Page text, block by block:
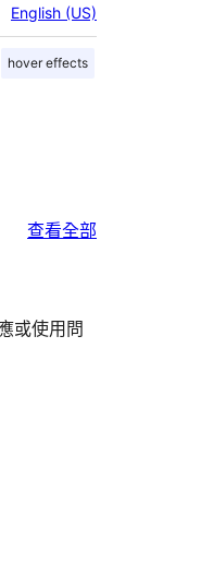
English (US)
hover effects
查看全部
或使用問